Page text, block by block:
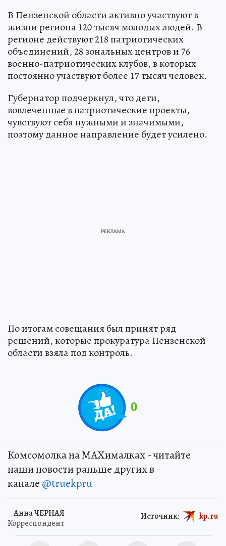
В Пензенской области активно участвуют в
жизни региона 120 тысяч молодых людей. В
регионе действуют 218 патриотических
объединений, 28 зональных центров и 76
военно-патриотических клубов, в которых
постоянно участвуют более 17 тысяч человек.
Губернатор подчеркнул, что дети,
вовлеченные в патриотические проекты,
чувствуют себя нужными и значимыми,
поэтому данное направление будет усилено.
По итогам совещания был принят ряд
решений, которые прокуратура Пензенской
области взяла под контроль.
0
Комсомолка на MAXималках - читайте
наши новости раньше других в
канале @truekpru
Анна ЧЕРНАЯ
Корреспондент
Источник: kp.ru